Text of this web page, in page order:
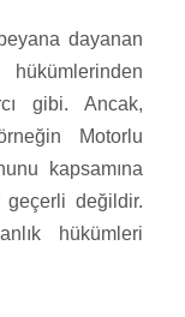
dayanan
gibi. Ancak,
Motorlu
kapsamına
değildir.
hükümleri